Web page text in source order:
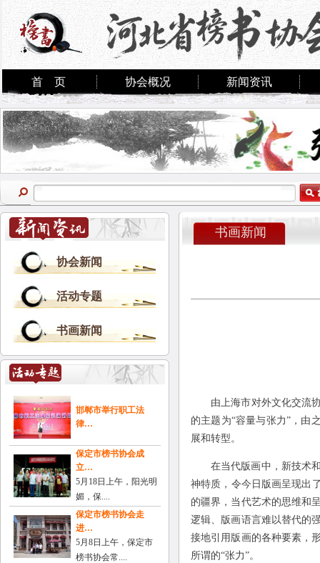
首 页 协会概况 新闻资讯
协会新闻
活动专题
书画新闻
邯郸市举行职工法
律…
保定市榜书协会成
立…
5月18日上午，阳光明
媚，保....
保定市榜书协会走
进…
5月8日上午，保定市
榜书协会常....
书画新闻
由上海市对外文化交流
的主题为“容量与张力”，由
展和转型。
在当代版画中，新技术
神特质，令今日版画呈现出
的疆界，当代艺术的思维和
逻辑、版画语言难以替代的
接地引用版画的各种要素，
所谓的“张力”。